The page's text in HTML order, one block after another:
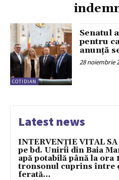
COTIDIAN
Senatul
pentru
anunță
28 noiembrie
Latest news
INTERVENȚIE VITAL
pe bd. Unirii din Baia
apă potabilă până la ora
tronsonul cuprins între
ferată...